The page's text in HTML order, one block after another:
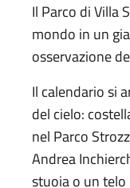
Il Parco di Villa
mondo in un
osservazione
Il calendario si
del cielo:
nel Parco
Andrea
stuoia o un telo